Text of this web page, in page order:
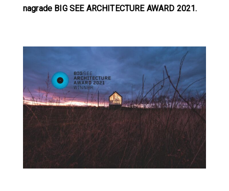
nagrade BIG SEE ARCHITECTURE AWARD 2021.